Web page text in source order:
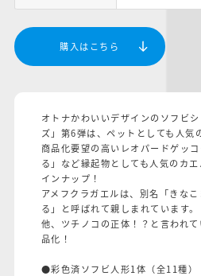
購入はこちら
オトナかわいいデザインのソフビ
ズ」第6弾は、ペットとしても人気
商品化要望の高いレオパードゲッ
る」など縁起物としても人気のカ
インナップ！
アメフクラガエルは、別名「きな
る」と呼ばれて親しまれています。
他、ツチノコの正体！？と言われ
品化！
●彩色済ソフビ人形1体（全11種）